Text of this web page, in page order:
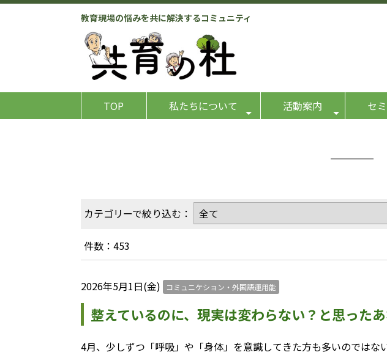
教育現場の悩みを共に解決するコミュニティ
TOP 私たちについて 活動案内 セ
カテゴリーで絞り込む：
件数：453
2026年5月1日(金) コミュニケション・外国語運用能
整えているのに、現実は変わらない？と思った
4月、少しずつ「呼吸」や「身体」を意識してきた方も多いのではな